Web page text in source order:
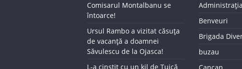
Comisarul Montalbanu se
întoarce!
Ursul Rambo a vizitat căsuța
de vacanță a doamnei
Săvulescu de la Ojasca!
L-a cinstit cu un kil de Țuică
Benveuri
Brigada
buzau